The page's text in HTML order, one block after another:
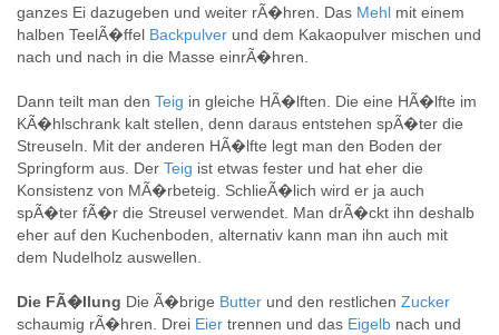
ganzes Ei dazugeben und weiter rÃ�hren. Das Mehl mit einem
halben TeelÃ�ffel Backpulver und dem Kakaopulver mischen und
nach und nach in die Masse einrÃ�hren.
Dann teilt man den Teig in gleiche HÃ�lften. Die eine HÃ�lfte im
KÃ�hlschrank kalt stellen, denn daraus entstehen spÃ�ter die
Streuseln. Mit der anderen HÃ�lfte legt man den Boden der
Springform aus. Der Teig ist etwas fester und hat eher die
Konsistenz von MÃ�rbeteig. SchlieÃ�lich wird er ja auch
spÃ�ter fÃ�r die Streusel verwendet. Man drÃ�ckt ihn deshalb
eher auf den Kuchenboden, alternativ kann man ihn auch mit
dem Nudelholz auswellen.
Die FÃ�llung Die Ã�brige Butter und den restlichen Zucker
schaumig rÃ�hren. Drei Eier trennen und das Eigelb nach und